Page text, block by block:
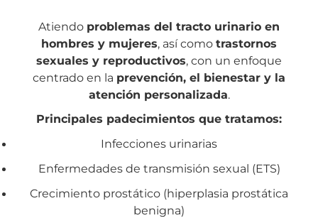
Atiendo problemas del tracto urinario en
hombres y mujeres, así como trastornos
sexuales y reproductivos, con un enfoque
centrado en la prevención, el bienestar y la
atención personalizada.
Principales padecimientos que tratamos:
Infecciones urinarias
Enfermedades de transmisión sexual (ETS)
Crecimiento prostático (hiperplasia prostática
benigna)